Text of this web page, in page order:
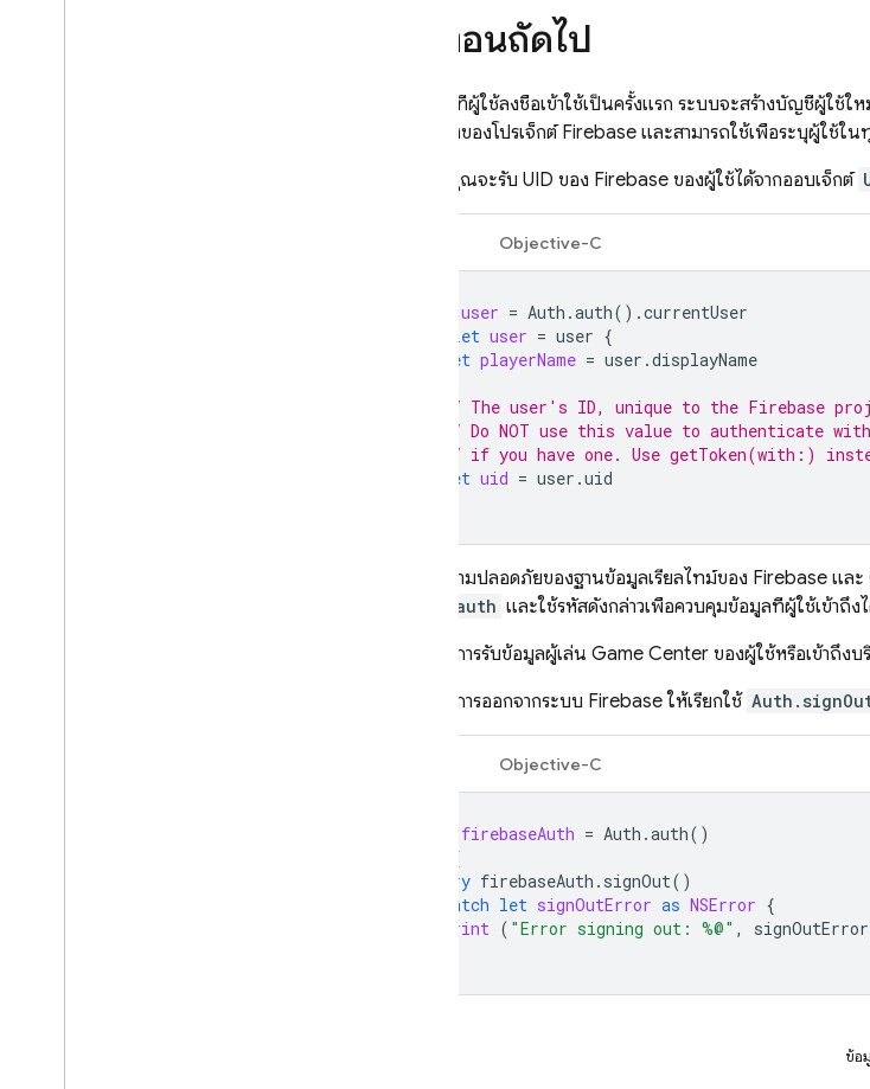
ขั้นตอนถัดไป
หลังจากที่ผู้ใช้ลงชื่อเข้าใช้เป็นครั้งแรก ระบบจะสร้างบัญชีผู้ใ
ส่วนหนึ่งของโปรเจ็กต์ Firebase และสามารถใช้เพื่อระบุผู้ใช้ใ
ในเกม คุณจะรับ UID ของ Firebase ของผู้ใช้ได้จากออบเจ็กต์
Objective-C
user = Auth .auth().currentUser
let user = user {
let playerName = user .displayName
// The user's ID, unique to the Firebase
// Do NOT use this value to authenticate
// if you have one. Use getToken(with:)
let uid = user .uid
ในกฎความปลอดภัยของฐานข้อมูลเรียลไทม์ของ Firebase แ
auth และใช้รหัสดังกล่าวเพื่อควบคุมข้อมูลที่ผู้ใช้เข้าถึง
หากต้องการรับข้อมูลผู้เล่น Game Center ของผู้ใช้หรือเข้าถึง
หากต้องการออกจากระบบ Firebase ให้เรียกใช้
Objective-C
firebaseAuth = Auth .auth()
{
try firebaseAuth . signOut()
catch let signOutError as NSError {
print ( "Error signing out: %@" , signOutError
ข้อ